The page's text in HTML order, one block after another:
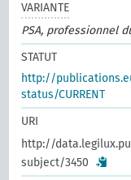
VARIANTE
PSA, professionnel
STATUT
http://
status/CURRENT
URI
http://
subject/3450